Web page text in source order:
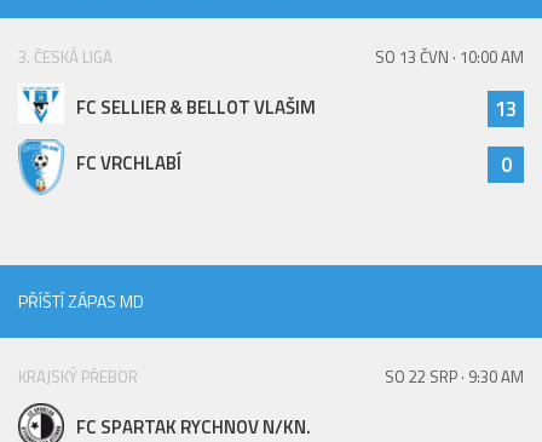
3. ČESKÁ LIGA SO 13 ČVN · 10:00 AM
FC SELLIER & BELLOT VLAŠIM 13
FC VRCHLABÍ 0
PŘÍŠTÍ ZÁPAS MD
KRAJSKÝ PŘEBOR SO 22 SRP · 9:30 AM
FC SPARTAK RYCHNOV N/KN.